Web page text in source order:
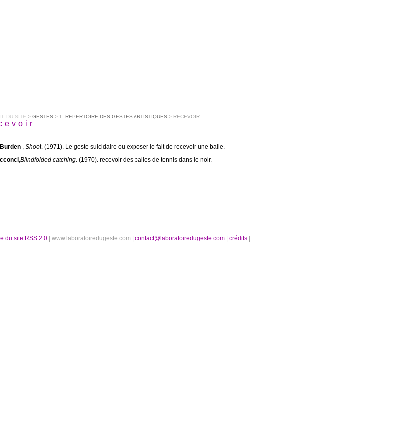
DU SITE > GESTES > 1. REPERTOIRE DES GESTES ARTISTIQUES > RECEVOIR
, Shoot. (1971). Le geste suicidaire ou exposer le fait de recevoir une balle.
,Blindfolded catching. (1970). recevoir des balles de tennis dans le noir.
RSS 2.0 | www.laboratoiredugeste.com | contact@laboratoiredugeste.com crédits